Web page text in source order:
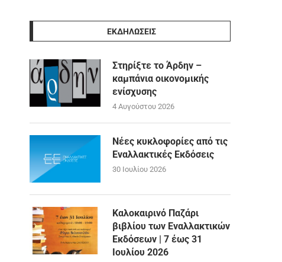
ΕΚΔΗΛΩΣΕΙΣ
Στηρίξτε το Άρδην –
καμπάνια οικονομικής
ενίσχυσης
4 Αυγούστου 2026
Νέες κυκλοφορίες από τις
Εναλλακτικές Εκδόσεις
30 Ιουλίου 2026
Καλοκαιρινό Παζάρι
βιβλίου των Εναλλακτικών
Εκδόσεων | 7 έως 31
Ιουλίου 2026